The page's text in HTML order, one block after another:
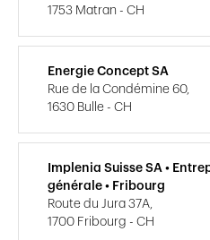
1753 Matran - CH
Energie Concept SA
Rue de la Condémine 60,
1630 Bulle - CH
Implenia Suisse SA •
générale • Fribourg
Route du Jura 37A,
1700 Fribourg - CH